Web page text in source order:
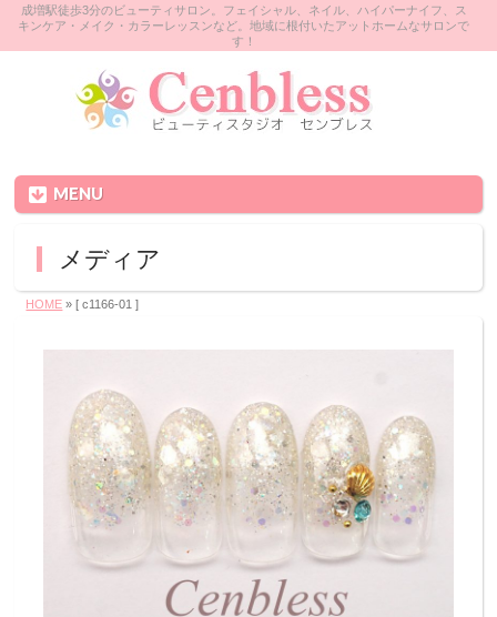
成増駅徒歩3分のビューティサロン。フェイシャル、ネイル、ハイパーナイフ、ス
キンケア・メイク・カラーレッスンなど。地域に根付いたアットホームなサロンで
す！
MENU
メディア
HOME » [ c1166-01 ]